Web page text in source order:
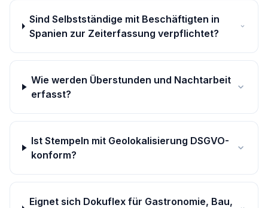
Sind Selbstständige mit Beschäftigten in
Spanien zur Zeiterfassung verpflichtet?
Wie werden Überstunden und Nachtarbeit
erfasst?
Ist Stempeln mit Geolokalisierung DSGVO-
konform?
Eignet sich Dokuflex für Gastronomie, Bau,